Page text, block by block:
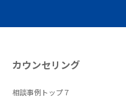
カウンセリング
相談事例トップ７